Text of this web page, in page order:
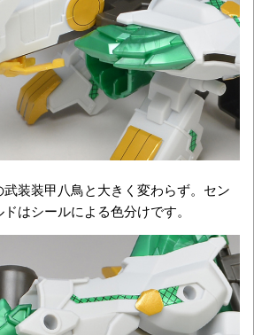
装装甲八鳥と大きく変わらず。セン
はシールによる色分けです。